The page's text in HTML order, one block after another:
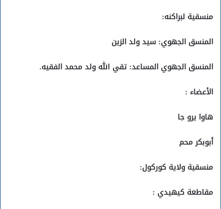
منسقية لبراكنه:
المنسق الجهوي: سيد ولد الزين
المنسق الجهوي المساعد: تقي الله ولد محمد الفقيه.
الأعضاء :
هاوا يرو جا
أبوبكر محم
منسقية ولاية كوركول:
مقاطعة كيهيدي :